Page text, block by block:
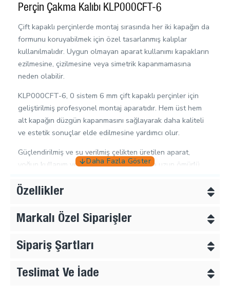
Perçin Çakma Kalıbı KLP000CFT-6
Çift kapaklı perçinlerde montaj sırasında her iki kapağın da
formunu koruyabilmek için özel tasarlanmış kalıplar
kullanılmalıdır. Uygun olmayan aparat kullanımı kapakların
ezilmesine, çizilmesine veya simetrik kapanmamasına
neden olabilir.
KLP000CFT-6, 0 sistem 6 mm çift kapaklı perçinler için
geliştirilmiş profesyonel montaj aparatıdır. Hem üst hem
alt kapağın düzgün kapanmasını sağlayarak daha kaliteli
ve estetik sonuçlar elde edilmesine yardımcı olur.
Güçlendirilmiş ve su verilmiş çelikten üretilen aparat,
yoğun kullanım ve seri üretim koşullarında uzun ömürlü
Tulumba tipi el presleri, masa tipi presler, pnömatik
üretilebilir. Sipariş sırasında kullanılacak makine bilgisi
Uyumlu Ürünler
R0000CFT – 0 Çift Kapaklı Perçin
Özellikler
Markalı Özel Siparişler
Sipariş Şartları
Teslimat Ve İade